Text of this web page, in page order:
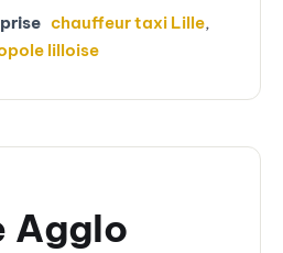
chauffeur taxi Lille,
lilloise
Agglo